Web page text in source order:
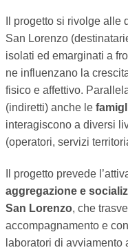
Il progetto si rivolge
San Lorenzo
isolati ed emarginati a
ne influenzano la
fisico e affettivo.
(indiretti) anche le
interagiscono a diversi
(operatori, servizi
Il progetto prevede
aggregazione e
San Lorenzo, che
accompagnamento e
laboratori di